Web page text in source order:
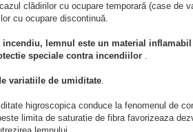
clădirilor cu ocupare temporară (case de
cu ocupare discontinuă.
incendiu, lemnul este un material
speciale contra incendiilor .
variatiile de umiditate.
higroscopica conduce la fenomenul de
limita de saturatie de fibra favorizeaza